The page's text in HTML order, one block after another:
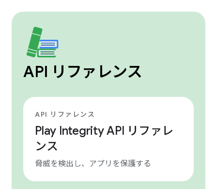
API リファレンス
API リファレンス
Play Integrity API リファレ
ンス
脅威を検出し、アプリを保護する